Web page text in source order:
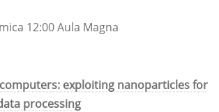
12:00 Aula Magna
exploiting nanoparticles for
processing​